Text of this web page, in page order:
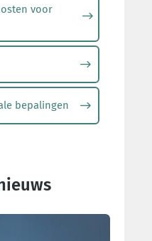
voor
bepalingen